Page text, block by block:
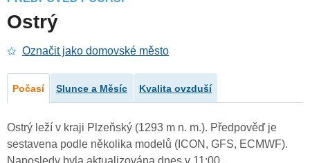
Ostrý
Označit jako domovské město
Počasí Slunce a Měsíc Kvalita ovzduší
Ostrý leží v kraji Plzeňský (1293 m n. m.). Předpověď je
sestavena podle několika modelů (ICON, GFS, ECMWF).